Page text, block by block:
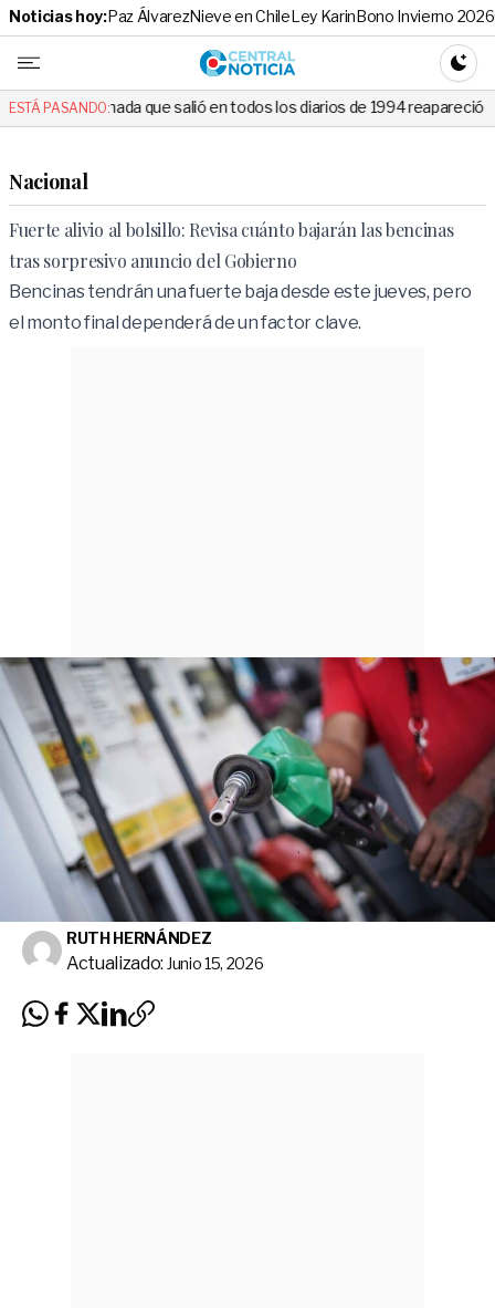
Noticias hoy:Paz ÁlvarezNieve en ChileLey KarinBono Invierno 2026
Central
ESTÁ PASANDO:
que salió en todos los diarios de 1994 reapareció e hizo llorar a
Nacional
Fuerte alivio al bolsillo: Revisa cuánto bajarán las bencinas
tras sorpresivo anuncio del Gobierno
Bencinas tendrán una fuerte baja desde este jueves, pero
el monto final dependerá de un factor clave.
RUTH HERNÁNDEZ
Actualizado: Junio 15, 2026